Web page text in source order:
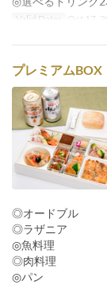
Valid Dates Oct 17,
プレミアムBOX
◎オードブル
◎ラザニア
◎魚料理
◎肉料理
◎パン